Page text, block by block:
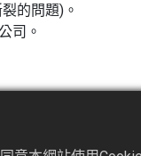
的問題)。
司。